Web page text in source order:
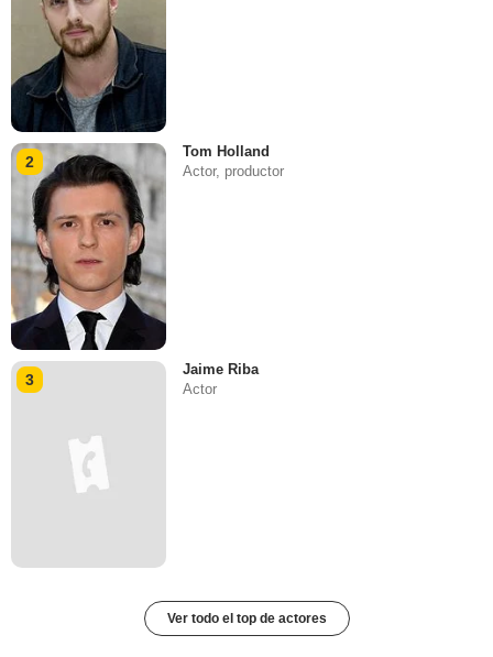
2
Tom Holland
Actor, productor
3
Jaime Riba
Actor
Ver todo el top de actores